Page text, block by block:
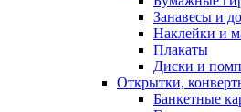
Занавесы и
Наклейки и
Плакаты
Диски и
Открытки,
Банкетные